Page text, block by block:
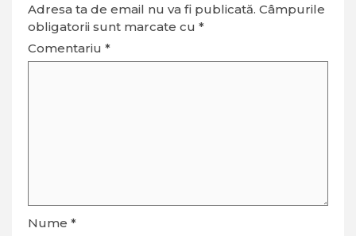
Adresa ta de email nu va fi publicată. Câmpurile
obligatorii sunt marcate cu *
Comentariu *
Nume *